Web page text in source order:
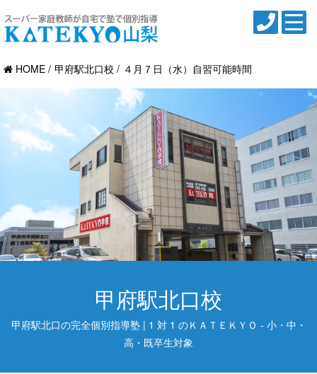
HOME 甲府駅北口校 ４月７日（水）自習可能時間
甲府駅北口校
甲府駅北口の完全個別指導塾 | 1 対 1 のＫＡＴＥＫＹＯ - 小・中・
高・既卒生対象